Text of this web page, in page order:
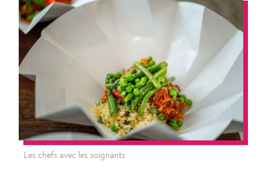
Les chefs avec les soignants